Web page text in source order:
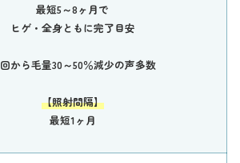
最短5～8ヶ月で
ヒゲ・全身ともに完了目安
から毛量30～50％減少の声多数
【照射間隔】
最短1ヶ月